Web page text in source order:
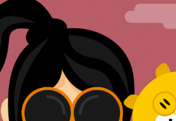
»
ciasteczek · Subskrypcja RSS